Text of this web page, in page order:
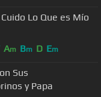
Lo Que es Mío
Am Bm D Em
Sus
y Papa